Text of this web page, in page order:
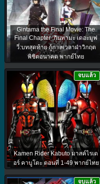
Gintama the Final Movie: The
Final Chapter :กินทามะ เดอะมูฟ
วี่:บทสุดท้าย กู้กาลเวลาฝ่าวิกฤต
พิชิตอนาคต พากย์ไทย
Kamen Rider Kabuto มาสค์ไรเด
อร์ คาบูโตะ ตอนที่ 1-49 พากย์ไทย
จบแล้ว
จบแล้ว